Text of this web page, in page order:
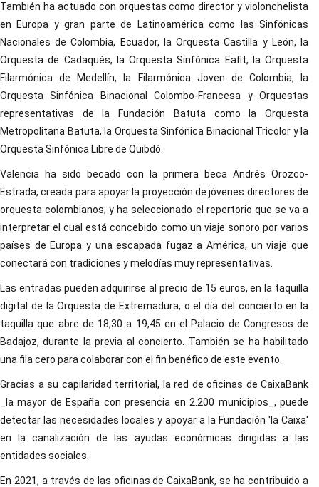
También ha actuado con orquestas como director y violonchelista
en Europa y gran parte de Latinoamérica como las Sinfónicas
Nacionales de Colombia, Ecuador, la Orquesta Castilla y León, la
Orquesta de Cadaqués, la Orquesta Sinfónica Eafit, la Orquesta
Filarmónica de Medellín, la Filarmónica Joven de Colombia, la
Orquesta Sinfónica Binacional Colombo-Francesa y Orquestas
representativas de la Fundación Batuta como la Orquesta
Metropolitana Batuta, la Orquesta Sinfónica Binacional Tricolor y la
Orquesta Sinfónica Libre de Quibdó.
Valencia ha sido becado con la primera beca Andrés Orozco-
Estrada, creada para apoyar la proyección de jóvenes directores de
orquesta colombianos; y ha seleccionado el repertorio que se va a
interpretar el cual está concebido como un viaje sonoro por varios
países de Europa y una escapada fugaz a América, un viaje que
conectará con tradiciones y melodías muy representativas.
Las entradas pueden adquirirse al precio de 15 euros, en la taquilla
digital de la Orquesta de Extremadura, o el día del concierto en la
taquilla que abre de 18,30 a 19,45 en el Palacio de Congresos de
Badajoz, durante la previa al concierto. También se ha habilitado
una fila cero para colaborar con el fin benéfico de este evento.
Gracias a su capilaridad territorial, la red de oficinas de CaixaBank
_la mayor de España con presencia en 2.200 municipios_, puede
detectar las necesidades locales y apoyar a la Fundación 'la Caixa'
en la canalización de las ayudas económicas dirigidas a las
entidades sociales.
En 2021, a través de las oficinas de CaixaBank, se ha contribuido a